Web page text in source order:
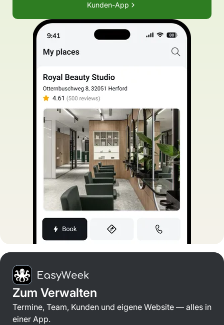
Kunden-App
Zum Verwalten
Termine, Team, Kunden und eigene Website — alles in
einer App.